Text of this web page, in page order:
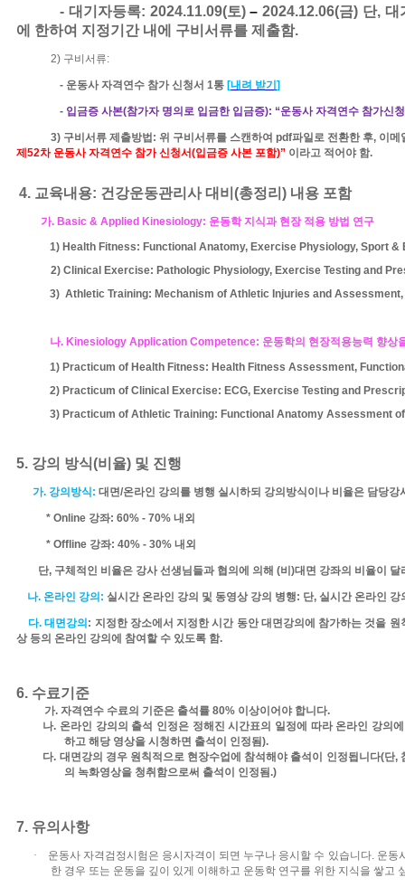
- 대기자등록: 2024.11.09(토)– 2024.12.06(금) 단, 대
에 한하여 지정기간 내에 구비서류를 제출함.
2) 구비서류:
- 운동사 자격연수 참가 신청서 1통 [내려 받기]
- 입금증 사본(참가자 명의로 입금한 입금증): “운동사 자격연수 참가신
3) 구비서류 제출방법: 위 구비서류를 스캔하여 pdf파일로 전환한 후, 이메
제52차 운동사 자격연수 참가 신청서(입금증 사본 포함)” 이라고 적어야 함.
4. 교육내용: 건강운동관리사 대비(총정리) 내용 포함
가. Basic & Applied Kinesiology: 운동학 지식과 현장 적용 방법 연구
1) Health Fitness: Functional Anatomy, Exercise Physiology, Sport
2) Clinical Exercise: Pathologic Physiology, Exercise Testing and
3) Athletic Training: Mechanism of Athletic Injuries and
나. Kinesiology Application Competence: 운동학의 현장적용능력 향상
1) Practicum of Health Fitness: Health Fitness Assessment,
2) Practicum of Clinical Exercise: ECG, Exercise Testing and
3) Practicum of Athletic Training: Functional Anatomy Assessment
5. 강의 방식(비율) 및 진행
가. 강의방식: 대면/온라인 강의를 병행 실시하되 강의방식이나 비율은 담당강
* Online 강좌: 60% - 70% 내외
* Offline 강좌: 40% - 30% 내외
단, 구체적인 비율은 강사 선생님들과 협의에 의해 (비)대면 강좌의 비율이 달
나. 온라인 강의: 실시간 온라인 강의 및 동영상 강의 병행: 단, 실시간 온라인 강
다.대면강의: 지정한 장소에서 지정한 시간 동안 대면강의에 참가하는 것을 원
상 등의 온라인 강의에 참여할 수 있도록 함.
6. 수료기준
가. 자격연수 수료의 기준은 출석률80% 이상이어야 합니다.
나. 온라인 강의의 출석 인정은 정해진 시간표의 일정에 따라 온라인 강의
하고 해당 영상을 시청하면 출석이 인정됨).
다. 대면강의 경우 원칙적으로 현장수업에 참석해야 출석이 인정됩니다(단,
의 녹화영상을 청취함으로써 출석이 인정됨.)
7. 유의사항
· 운동사 자격검정시험은 응시자격이 되면 누구나 응시할 수 있습니다. 운동
한 경우 또는 운동을 깊이 있게 이해하고 운동학 연구를 위한 지식을 쌓고